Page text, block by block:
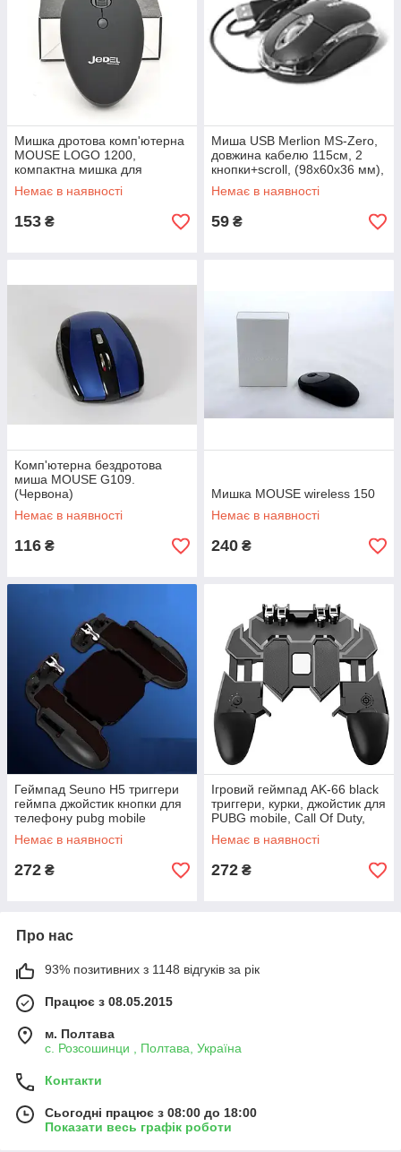
Мишка дротова комп'ютерна
MOUSE LOGO 1200,
компактна мишка для
комп'ютера.
Немає в наявності
153 ₴
Миша USB Merlion MS-Zero,
довжина кабелю 115см, 2
кнопки+scroll, (98х60х36 мм),
Black, Q200
Немає в наявності
59 ₴
Комп'ютерна бездротова
миша MOUSE G109.
(Червона)
Немає в наявності
116 ₴
Мишка MOUSE wireless 150
Немає в наявності
240 ₴
Геймпад Seuno H5 триггери
геймпа джойстик кнопки для
телефону pubg mobile
Немає в наявності
272 ₴
Ігровий геймпад AK-66 black
триггери, курки, джойстик для
PUBG mobile, Call Of Duty,
Fortnite
Немає в наявності
272 ₴
Про нас
93% позитивних з 1148 відгуків за рік
Працює з 08.05.2015
м. Полтава
с. Розсошинци , Полтава, Україна
Контакти
Сьогодні працює з 08:00 до 18:00
Показати весь графік роботи